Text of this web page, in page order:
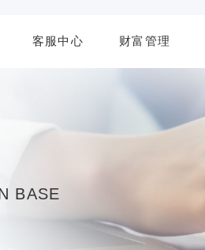
客服中心 财富管理
BASE